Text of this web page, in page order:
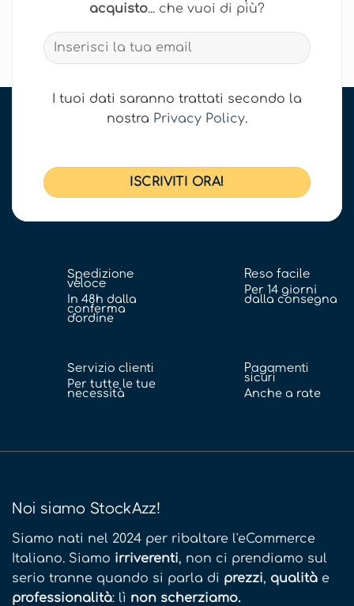
acquisto... che vuoi di più?
I tuoi dati saranno trattati secondo la
nostra Privacy Policy.
Spedizione
veloce
In 48h dalla
conferma
d'ordine
Reso facile
Per 14 giorni
dalla consegna
Servizio clienti
Per tutte le tue
necessità
Pagamenti
sicuri
Anche a rate
Noi siamo StockAzz!
Siamo nati nel 2024 per ribaltare l'eCommerce
Italiano. Siamo irriverenti, non ci prendiamo sul
serio tranne quando si parla di prezzi, qualità e
professionalità: lì non scherziamo.